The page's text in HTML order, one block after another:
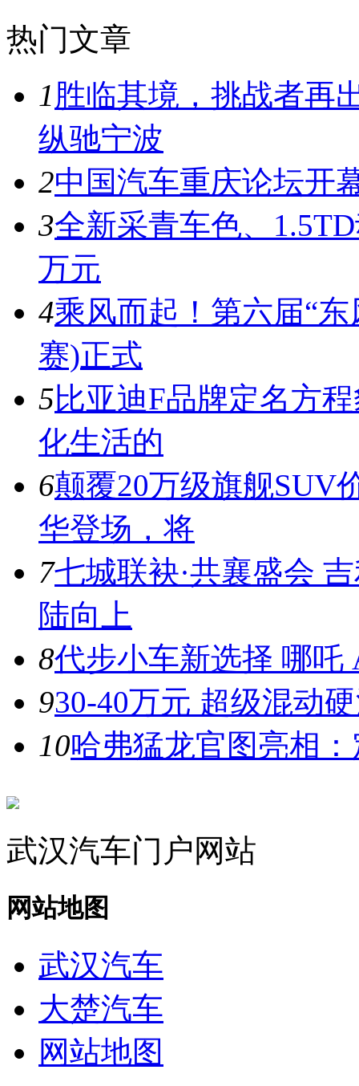
热门文章
1胜临其境，挑战者再
纵驰宁波
2中国汽车重庆论坛开
3全新采青车色、
万元
4乘风而起！第六届“
赛)正式
5比亚迪F品牌定名方
化生活的
6颠覆20万级旗舰SUV
华登场，将
7七城联袂·共襄盛会
陆向上
8代步小车新选择 哪吒
930-40万元 超级混动
10哈弗猛龙官图亮相
武汉汽车门户网站
网站地图
武汉汽车
大楚汽车
网站地图